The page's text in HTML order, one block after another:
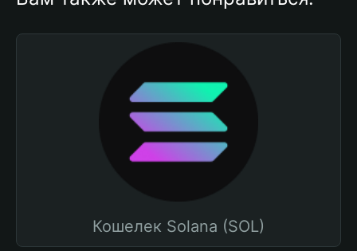
Кошелек Solana (SOL)